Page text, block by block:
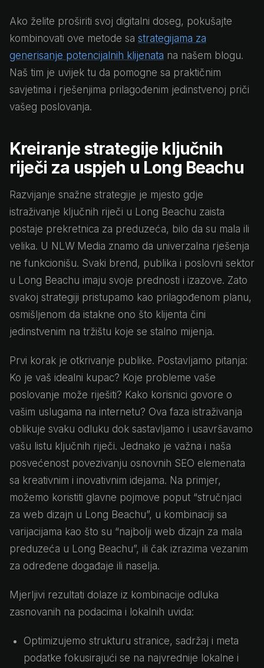
Ako želite proširiti svoj digitalni doseg, pokušajte
kombinovati ove metode sa strategijama za
generisanje potencijalnih klijenata na našem blogu.
Naš tim je uvijek tu da pomogne sa praktičnim
savjetima i rješenjima prilagođenim jedinstvenoj priči
vašeg poslovanja.
Kreiranje strategije ključnih
riječi za uspjeh u Long Beachu
Razvijanje snažne strategije je mjesto gdje
istraživanje ključnih riječi u Long Beachu zaista
postaje prekretnica za preduzeća, bilo da su mala ili
velika. U NLW Media znamo da univerzalna rješenja
ne funkcionišu. Svaki brend, publika i poslovni sektor
u Long Beachu imaju svoje prednosti i izazove. Zato
svakoj strategiji pristupamo kao prilagođenom planu,
osmišljenom da istakne ono što klijenta čini
jedinstvenim na tržištu koje se stalno mijenja.
Prvi korak je otkrivanje publike. Postavljamo pitanja:
Ko je vaš idealni kupac? Koje probleme vaše
poslovanje može riješiti? Kako korisnici govore o
vašim uslugama na internetu? Ova faza istraživanja
oblikuje svaku odluku dok sastavljamo i usavršavamo
vašu listu ključnih riječi. Jednako je važna i naša
posvećenost povezivanju osnovnih SEO elemenata
sa kreativnim i inovativnim idejama. Na primjer,
možemo koristiti glavne pojmove poput “stručnjaci
za web dizajn u Long Beachu”, u kombinaciji sa
varijacijama kao što su “najbolji web dizajn za mala
preduzeća u Long Beachu”, ili čak izrazima vezanim
za određene događaje ili naselja.
Mjerljivi rezultati dolaze iz kombinacije odluka
zasnovanih na podacima i lokalnih uvida:
Optimizujemo strukturu stranice, sadržaj i meta
podatke fokusirajući se na najvrednije lokalne i